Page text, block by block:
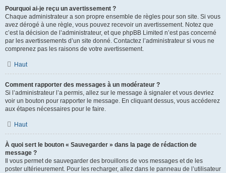
Pourquoi ai-je reçu un avertissement ?
Chaque administrateur a son propre ensemble de règles pour son site. Si vous
avez dérogé à une règle, vous pouvez recevoir un avertissement. Notez que
c’est la décision de l’administrateur, et que phpBB Limited n’est pas concerné
par les avertissements d’un site donné. Contactez l’administrateur si vous ne
comprenez pas les raisons de votre avertissement.
Haut
Comment rapporter des messages à un modérateur ?
Si l’administrateur l’a permis, allez sur le message à signaler et vous devriez
voir un bouton pour rapporter le message. En cliquant dessus, vous accéderez
aux étapes nécessaires pour le faire.
Haut
À quoi sert le bouton « Sauvegarder » dans la page de rédaction de
message ?
Il vous permet de sauvegarder des brouillons de vos messages et de les
poster ultérieurement. Pour les recharger, allez dans le panneau de l’utilisateur